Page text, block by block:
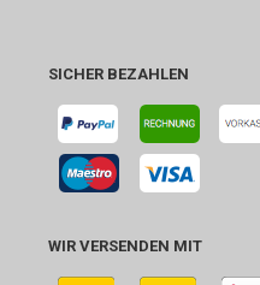
SICHER BEZAHLEN
WIR VERSENDEN MIT